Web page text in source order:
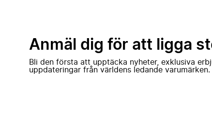
Anmäl dig för att ligga
Bli den första att upptäcka nyheter, exklusiva
uppdateringar från världens ledande varumärken.